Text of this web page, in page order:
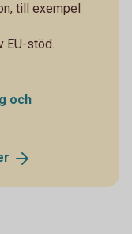
till exempel
EU-stöd.
och